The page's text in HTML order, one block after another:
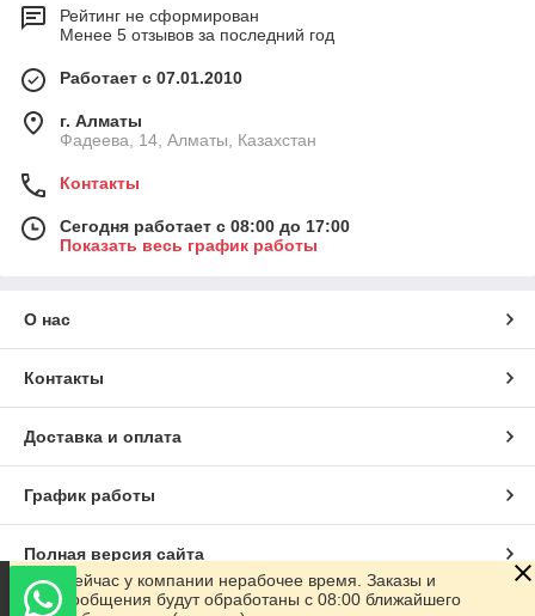
Рейтинг не сформирован
Менее 5 отзывов за последний год
Работает с 07.01.2010
г. Алматы
Фадеева, 14, Алматы, Казахстан
Контакты
Сегодня работает с 08:00 до 17:00
Показать весь график работы
О нас
Контакты
Доставка и оплата
График работы
Полная версия сайта
Сейчас у компании нерабочее время. Заказы и
сообщения будут обработаны с 08:00 ближайшего